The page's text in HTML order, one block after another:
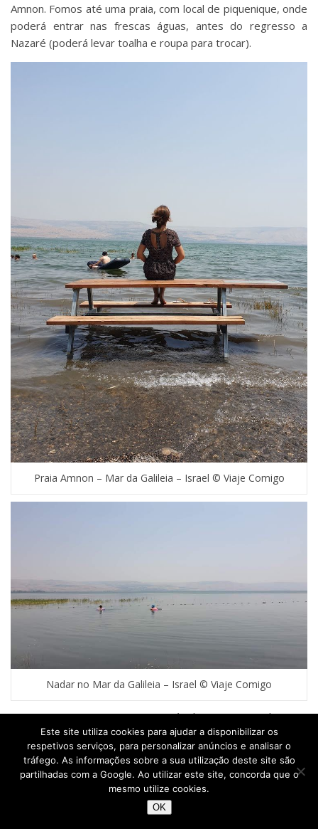
Amnon. Fomos até uma praia, com local de piquenique, onde
poderá entrar nas frescas águas, antes do regresso a
Nazaré (poderá levar toalha e roupa para trocar).
Praia Amnon – Mar da Galileia – Israel © Viaje Comigo
Nadar no Mar da Galileia – Israel © Viaje Comigo
Como o meu grupo era muito rápido a visitar os locais e
ninguém parou para um almoço demorada, o motorista fez-
nos uma surpresa e parou em Caná, a famosa vila das
Bodas de Caná, onde se deu o milagre de transformar a
água em vinho. Não tem muito para ver, mas fomos até à
Igreja que deve receber casamentos a toda a hora e onde
está a peça onde o líquido foi transformado. Hoje em dia,
Este site utiliza cookies para ajudar a disponibilizar os
respetivos serviços, para personalizar anúncios e analisar o
tráfego. As informações sobre a sua utilização deste site são
partilhadas com a Google. Ao utilizar este site, concorda que o
mesmo utilize cookies.
OK